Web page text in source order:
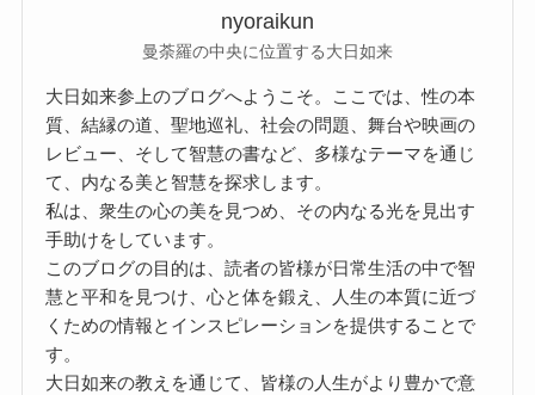
nyoraikun
曼荼羅の中央に位置する大日如来
大日如来参上のブログへようこそ。ここでは、性の本
質、結縁の道、聖地巡礼、社会の問題、舞台や映画の
レビュー、そして智慧の書など、多様なテーマを通じ
て、内なる美と智慧を探求します。
私は、衆生の心の美を見つめ、その内なる光を見出す
手助けをしています。
このブログの目的は、読者の皆様が日常生活の中で智
慧と平和を見つけ、心と体を鍛え、人生の本質に近づ
くための情報とインスピレーションを提供することで
す。
大日如来の教えを通じて、皆様の人生がより豊かで意